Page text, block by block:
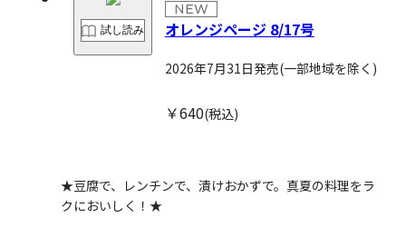
試し読み
NEW
オレンジページ 8/17号
2026年7月31日発売(一部地域を除く)
￥640(税込)
★豆腐で、レンチンで、漬けおかずで。真夏の料理をラ
クにおいしく！★